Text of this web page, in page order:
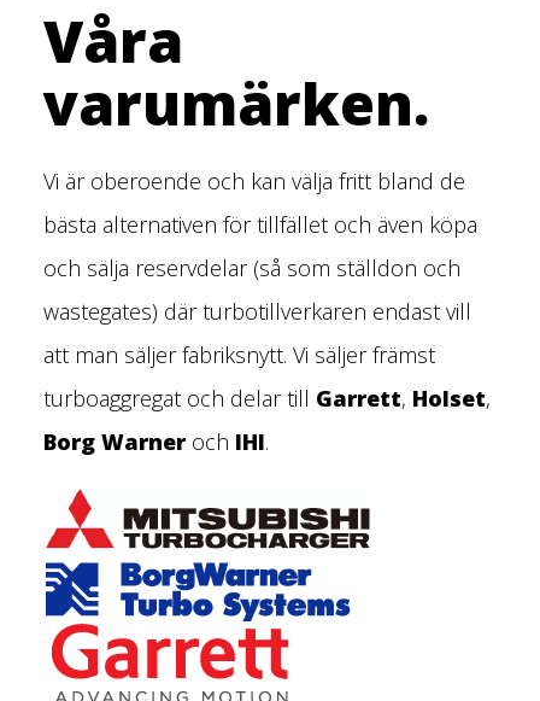
Våra
varumärken.
Vi är oberoende och kan välja fritt bland de
bästa alternativen för tillfället och även köpa
och sälja reservdelar (så som ställdon och
wastegates) där turbotillverkaren endast vill
att man säljer fabriksnytt. Vi säljer främst
turboaggregat och delar till Garrett, Holset,
Borg Warner och IHI.